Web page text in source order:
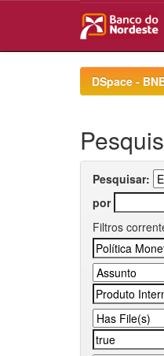
DSpace -
Pesquisar:
por
Filtros